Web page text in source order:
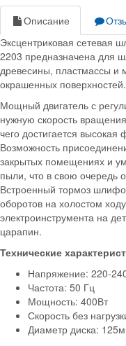
Описание
Эксцентриковая сетевая
2203 предназначена для
древесины, пластмассы и
окрашенных поверхностей.
Мощный двигатель с
нужную скорость
чего достигается высокая
Возможность
закрытых помещениях и
пыли, что в свою очередь
Встроенный тормоз
оборотов на холостом
электроинструмента на
царапин.
Технические
Напряжение: 220-
Частота: 50 Гц
Мощность: 400Вт
Скорость без
Диаметр диска: